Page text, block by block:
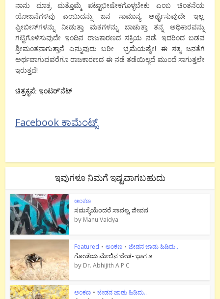
ನಾನು ಮಾತ್ರ ಮತ್ತೊಮ್ಮೆ ಪಟ್ಟಾಭೀಷೇಕಗೊಳ್ಳಬೇಕು ಎಂಬ ಚಿಂತನೆಯ
ಯೋಜನೆಗಳಿವು ಎಂಬುದನ್ನು ಜನ ಸಾಮಾನ್ಯ ಅರ್ಥೈಸುವುದೇ ಇಲ್ಲ.
ಫ್ರೀಬೀಸ್‍ಗಳನ್ನು ನೀಡುತ್ತಾ ಮತಗಳನ್ನು ಬಾಚುತ್ತಾ ತನ್ನ ಅಧಿಕಾರವನ್ನು
ಗಟ್ಟಿಗೊಳಿಸುವುದೇ ಇಂದಿನ ರಾಜಕಾರಣದ ಸಕ್ರಿಯ ನಡೆ. ಇದರಿಂದ ಬಡವ
ಶ್ರೀಮಂತನಾಗುತ್ತಾನೆ ಎನ್ನುವುದು ಬರೀ ಭ್ರಮೆಯಷ್ಟೇ! ಈ ಸತ್ಯ ಜನತೆಗೆ
ಅರ್ಥವಾಗುವವರೆಗೂ ರಾಜಕಾರಣದ ಈ ನಡೆ ತಡೆಯಿಲ್ಲದೆ ಮುಂದೆ ಸಾಗುತ್ತಲೇ
ಇರುತ್ತದೆ!
ಚಿತ್ರಕೃಪೆ: ಇಂಟರ್’ನೆಟ್
Facebook ಕಾಮೆಂಟ್ಸ್
ಇವುಗಳೂ ನಿಮಗೆ ಇಷ್ಟವಾಗಬಹುದು
ಅಂಕಣ
ಸಮಸ್ಯೆಯೆಂದರೆ ಸಾವಲ್ಲ, ಜೀವನ
by Manu Vaidya
Featured • ಅಂಕಣ • ಜೇಡನ ಜಾಡು ಹಿಡಿದು..
ಗೋಡೆಯ ಮೇಲಿನ ಜೇಡ- ಭಾಗ ೨
by Dr. Abhijith A P C
ಅಂಕಣ • ಜೇಡನ ಜಾಡು ಹಿಡಿದು..